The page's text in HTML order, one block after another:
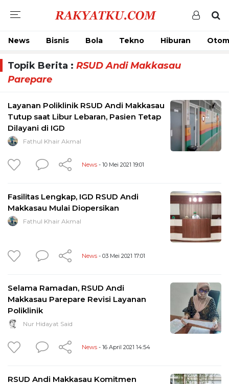
News Bisnis Bola Tekno Hiburan
Topik Berita : RSUD Andi Makkasau
Parepare
Layanan Poliklinik RSUD Andi Makkasau
Tutup saat Libur Lebaran, Pasien Tetap
Dilayani di IGD
Fathul Khair Akmal
News - 10 Mei 2021 19:01
Fasilitas Lengkap, IGD RSUD Andi
Makkasau Mulai Diopersikan
Fathul Khair Akmal
News - 03 Mei 2021 17:01
Selama Ramadan, RSUD Andi
Makkasau Parepare Revisi Layanan
Poliklinik
Nur Hidayat Said
News - 16 April 2021 14:54
RSUD Andi Makkasau Komitmen